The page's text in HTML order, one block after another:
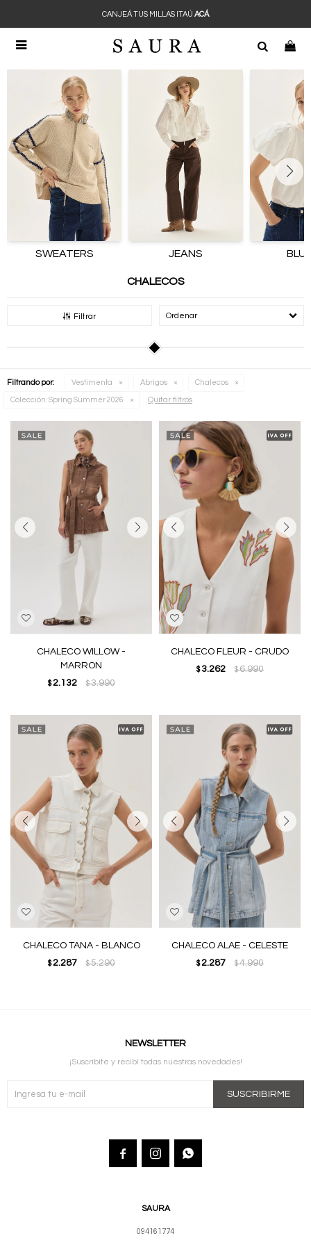

CANJEÁ TUS MILLAS ITAÚ ACÁ
SWEATERS JEANS
CHALECOS
Filtrar Recomendados
Filtrando por: Vestimenta Abrigos Chalecos
Colección: Spring Summer 2026 Quitar filtros
CHALECO WILLOW -
MARRON
$ 2.132 $3.990
CHALECO FLEUR - CRUDO
$ 3.262 $6.990
CHALECO TANA - BLANCO
$ 2.287 $5.290
CHALECO ALAE - CELESTE
$ 2.287 $4.990
SAURA
094161774
NEWSLETTER
¡Suscribite y recibí todas nuestras novedades!
SUSCRIBIRME
  